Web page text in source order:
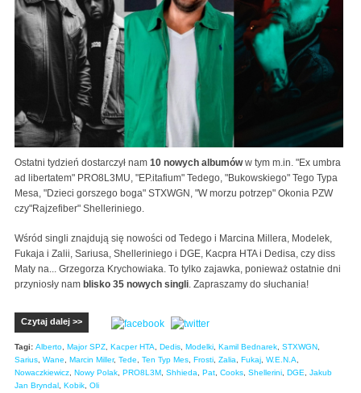
Ostatni tydzień dostarczył nam 10 nowych albumóww tym m.in. "Ex umbra
ad libertatem" PRO8L3MU, "EP.itafium" Tedego, "Bukowskiego" Tego Typa
Mesa, "Dzieci gorszego boga" STXWGN, "W morzu potrzep" Okonia PZW
czy"Rajzefiber" Shelleriniego.
Wśród singli znajdują się nowości od Tedego i Marcina Millera, Modelek,
Fukaja i Zalii, Sariusa, Shelleriniego i DGE, Kacpra HTA i Dedisa, czy diss
Maty na... Grzegorza Krychowiaka. To tylko zajawka, ponieważ ostatnie dni
przyniosły nam blisko 35 nowych singli. Zapraszamy do słuchania!
Czytaj dalej >>
Tagi: Alberto Major SPZ Kacper HTA Dedis Modelki Kamil Bednarek STXWGN
Sarius Wane Marcin Miller, Tede Ten Typ Mes Frosti Zalia Fukaj W.E.N.A
Nowaczkiewicz Nowy Polak PRO8L3M Shhieda Pat Cooks Shellerini DGE
Jakub
Jan Bryndal Kobik Oli